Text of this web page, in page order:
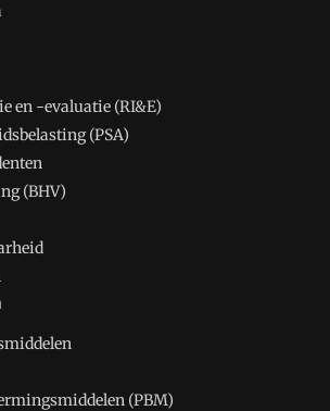
en -evaluatie (RI&E)
(PSA)
(BHV)
(PBM)